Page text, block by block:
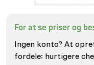
For at se priser og
Ingen konto? At
fordele: hurtigere